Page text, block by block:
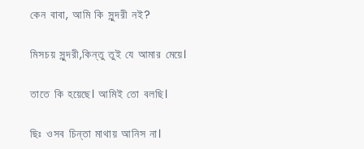
কেন বাবা, আমি কি সুন্দরী নই?
মিসচয় সুন্দরী,কিন্তু তুই যে আমার মেয়ে।
তাতে কি হয়েছে। আমিই তো বলছি।
ছিঃ ওসব চিন্তা মাথায় আনিস না।